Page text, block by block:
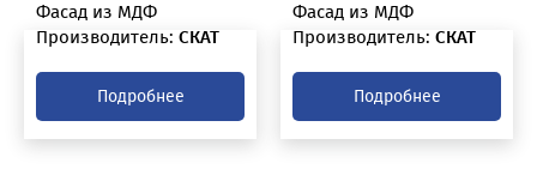
Фасад из МДФ
Производитель: СКАТ
Подробнее
Фасад из МДФ
Производитель: СКАТ
Подробнее